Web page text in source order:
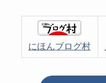
にほんブログ村